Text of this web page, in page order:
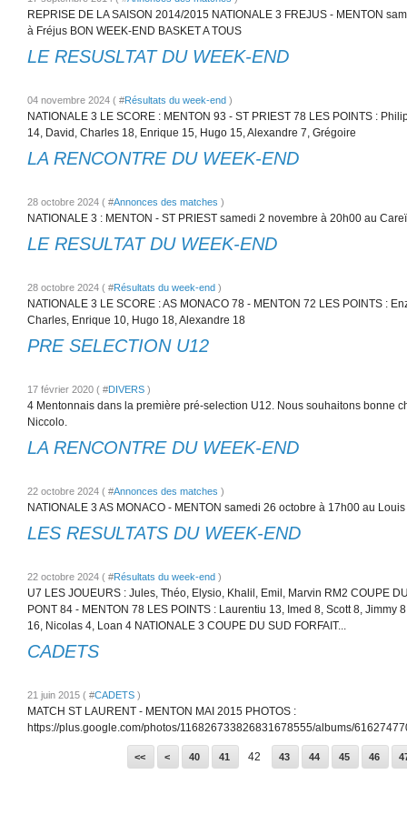
REPRISE DE LA SAISON 2014/2015 NATIONALE 3 FREJUS - MENTON
à Fréjus BON WEEK-END BASKET A TOUS
LE RESUSLTAT DU WEEK-END
04 novembre 2024 ( #Résultats du week-end )
NATIONALE 3 LE SCORE : MENTON 93 - ST PRIEST 78 LES POINTS :
14, David, Charles 18, Enrique 15, Hugo 15, Alexandre 7, Grégoire
LA RENCONTRE DU WEEK-END
28 octobre 2024 ( #Annonces des matches )
NATIONALE 3 : MENTON - ST PRIEST samedi 2 novembre à 20h00 au Careï
LE RESULTAT DU WEEK-END
28 octobre 2024 ( #Résultats du week-end )
NATIONALE 3 LE SCORE : AS MONACO 78 - MENTON 72 LES POINTS :
Charles, Enrique 10, Hugo 18, Alexandre 18
PRE SELECTION U12
17 février 2020 ( #DIVERS )
4 Mentonnais dans la première pré-selection U12. Nous souhaitons bonne
Niccolo.
LA RENCONTRE DU WEEK-END
22 octobre 2024 ( #Annonces des matches )
NATIONALE 3 AS MONACO - MENTON samedi 26 octobre à 17h00 au
LES RESULTATS DU WEEK-END
22 octobre 2024 ( #Résultats du week-end )
U7 LES JOUEURS : Jules, Théo, Elysio, Khalil, Emil, Marvin RM2 COUPE
PONT 84 - MENTON 78 LES POINTS : Laurentiu 13, Imed 8, Scott 8, Jimmy
16, Nicolas 4, Loan 4 NATIONALE 3 COUPE DU SUD FORFAIT...
CADETS
21 juin 2015 ( #CADETS )
MATCH ST LAURENT - MENTON MAI 2015 PHOTOS :
https://plus.google.com/photos/116826733826831678555/albums/
<< < 10
20
30
40 41 42 43 44 45 46